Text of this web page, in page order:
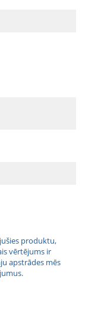
produktu,
vērtējums ir
apstrādes mēs